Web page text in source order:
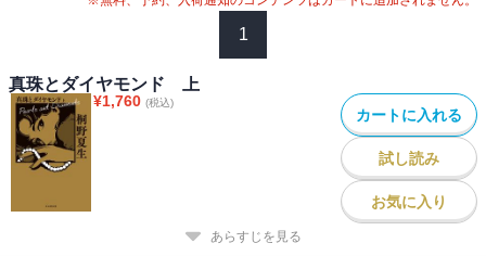
1
真珠とダイヤモンド 上
¥1,760 (税込)
カートに入れる
試し読み
お気に入り
あらすじを見る